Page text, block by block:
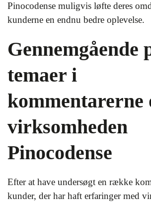
Pinocodense muligvis løfte deres
kunderne en endnu bedre oplevelse.
Gennemgående
temaer i
kommentarerne
virksomheden
Pinocodense
Efter at have undersøgt en række
kunder, der har haft erfaringer med